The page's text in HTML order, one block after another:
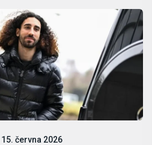
15. června 2026